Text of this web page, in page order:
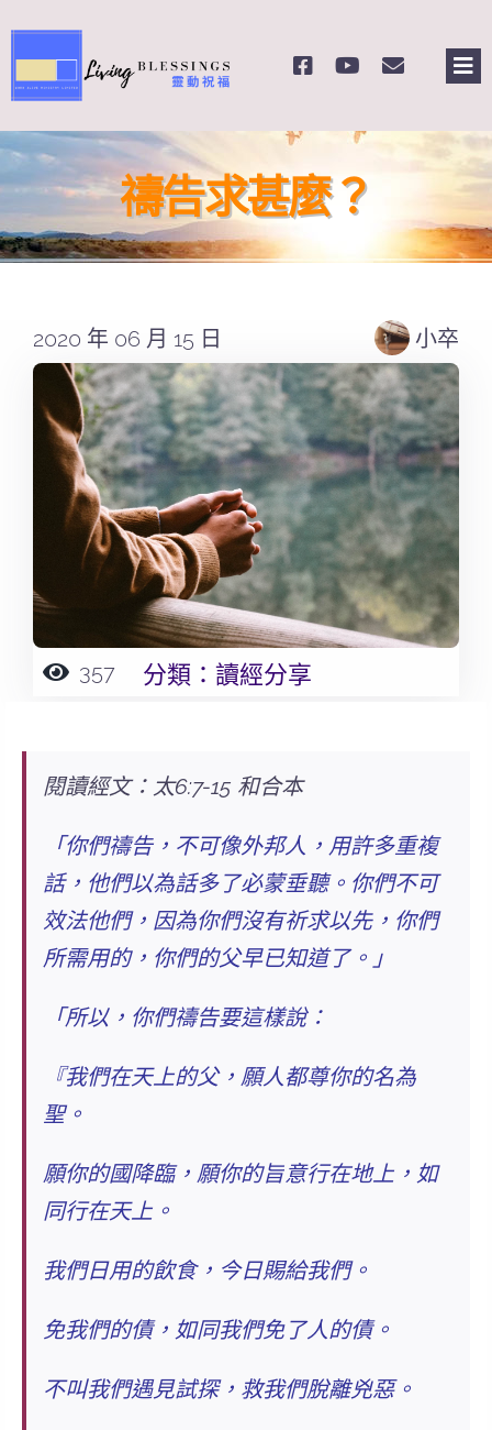
to
content
關於我們
奉獻支持
課程報名
Search
for:
禱告求甚麼？
2020 年 06 月 15 日 小卒
357 分類：讀經分享
閱讀經文：太6:7-15 和合本
「你們禱告，不可像外邦人，用許多重複
話，他們以為話多了必蒙垂聽。你們不可
效法他們， 因為你們沒有祈求以先，你們
所需用的，你們的父早已知道了。」
「所以，你們禱告要這樣說：
『我們在天上的父，願人都尊你的名為
聖。
願你的國降臨，願你的旨意行在地上，如
同行在天上。
我們日用的飲食，今日賜給我們。
免我們的債，如同我們免了人的債。
不叫我們遇見試探，救我們脫離兇惡。